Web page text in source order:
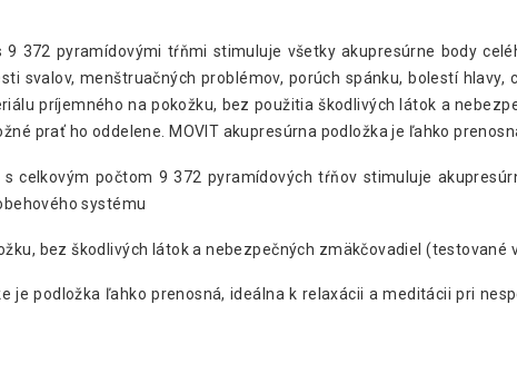
372 pyramídovými tŕňmi stimuluje všetky akupresúrne body
svalov, menštruačných problémov, porúch spánku, bolestí hlavy,
príjemného na pokožku, bez použitia škodlivých látok a
prať ho oddelene. MOVIT akupresúrna podložka je ľahko
s celkovým počtom 9 372 pyramídových tŕňov stimuluje
systému
bez škodlivých látok a nebezpečných zmäkčovadiel (testované v
je podložka ľahko prenosná, ideálna k relaxácii a meditácii pri